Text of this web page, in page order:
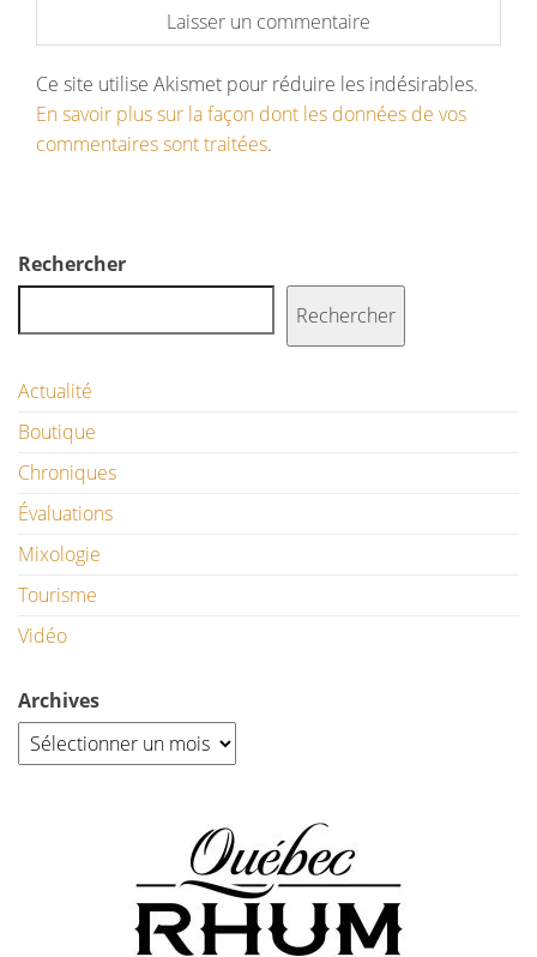
Ce site utilise Akismet pour réduire les indésirables.
En savoir plus sur la façon dont les données de vos
commentaires sont traitées.
Rechercher
Rechercher
Actualité
Boutique
Chroniques
Évaluations
Mixologie
Tourisme
Vidéo
Archives